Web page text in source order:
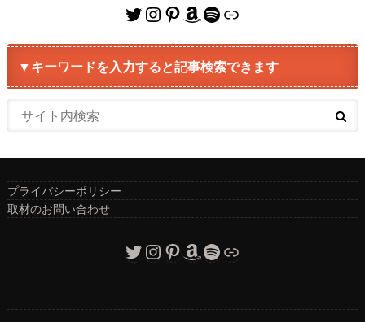
Twitter
Instagram
Pinterest
Amazon
Spotify
リンク
▼キーワードを入力すると記事検索できます
プライバシーポリシー
取材のお問い合わせ
Twitter
Instagram
Pinterest
Amazon
Spotify
リンク